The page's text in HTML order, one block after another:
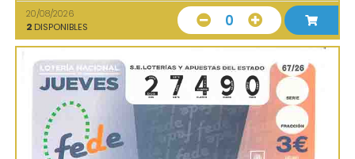
20/08/2026
2 DISPONIBLES 0